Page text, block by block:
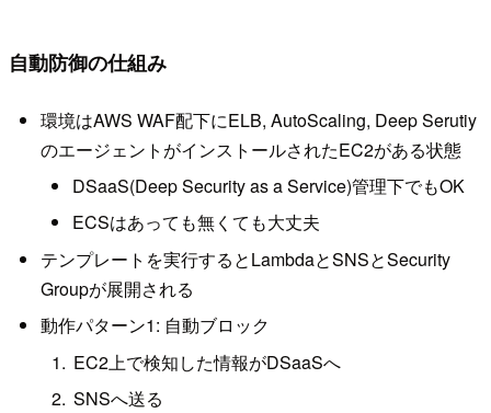
自動防御の仕組み
環境はAWS WAF配下にELB, AutoScaling, Deep Serutiy
のエージェントがインストールされたEC2がある状態
DSaaS(Deep Security as a Service)管理下でもOK
ECSはあっても無くても大丈夫
テンプレートを実行するとLambdaとSNSとSecurity
Groupが展開される
動作パターン1: 自動ブロック
EC2上で検知した情報がDSaaSへ
SNSへ送る